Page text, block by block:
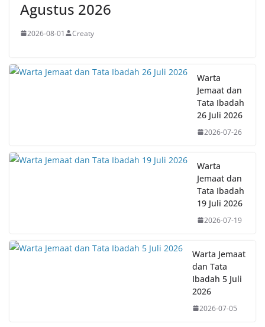
Agustus 2026
2026-08-01 Creaty
Warta
Jemaat dan
Tata Ibadah
26 Juli 2026
2026-07-26
Warta
Jemaat dan
Tata Ibadah
19 Juli 2026
2026-07-19
Warta Jemaat
dan Tata
Ibadah 5 Juli
2026
2026-07-05